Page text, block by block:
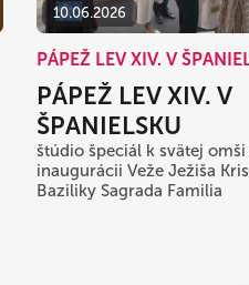
10.06.2026
PÁPEŽ LEV XIV. V
PÁPEŽ LEV XIV. V
ŠPANIELSKU
štúdio špeciál k svätej omši
inaugurácii Veže Ježiša
Baziliky Sagrada Familia